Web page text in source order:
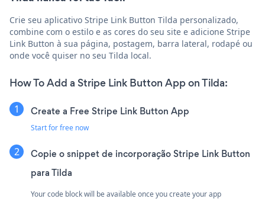
Crie seu aplicativo Stripe Link Button Tilda personalizado,
combine com o estilo e as cores do seu site e adicione Stripe
Link Button à sua página, postagem, barra lateral, rodapé ou
onde você quiser no seu Tilda local.
How To Add a Stripe Link Button App on Tilda:
Create a Free Stripe Link Button App
Start for free now
Copie o snippet de incorporação Stripe Link Button
para Tilda
Your code block will be available once you create your app